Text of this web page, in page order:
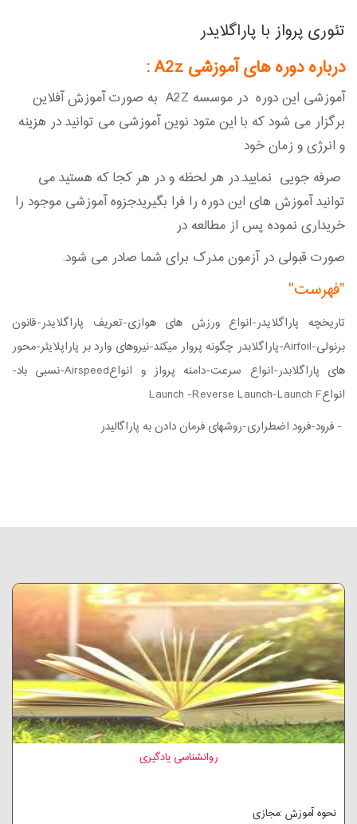
تئوری پرواز با پاراگلایدر
درباره دوره های آموزشی A2z :
آموزشی این دوره در موسسه A2Z به صورت آموزش آفلاین
برگزار می شود که با این متود نوین آموزشی می توانید در هزینه
و انرژی و زمان خود
صرفه جویی نمایید.در هر لحظه و در هر کجا که هستید می
توانید آموزش های این دوره را فرا بگیریدجزوه آموزشی موجود را
خریداری نموده پس از مطالعه در
صورت قبولی در آزمون مدرک برای شما صادر می شود.
"فهرست"
تاریخچه پاراگلایدر-انواع ورزش های هوازی-تعریف پاراگلایدر-قانون
برنولی-Airfoil-پاراگلابدر چگونه پروار میکند-نیروهای وارد بر پاراپلایئر-محور
های پاراگلابدر-انواع سرعت-دامنه پرواز و انواعAirspeed-
نسبی باد-
انواعLaunch -Reverse Launch-Launch F
- فرود-فرود اضطراری-روشهای فرمان دادن به پاراگالیدر
روانشناسی یادگیری
نحوه آموزش :مجازی